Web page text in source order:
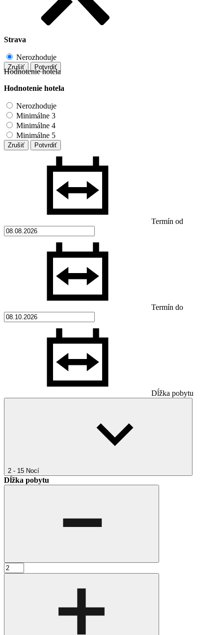
Strava
Nerozhoduje
Zrušiť Potvrdiť
Hodnotenie hotela
Hodnotenie hotela
Nerozhoduje
Minimálne 3
Minimálne 4
Minimálne 5
Zrušiť Potvrdiť
Termín od
Termín do
Dĺžka pobytu
2 - 15 Nocí
Dĺžka pobytu